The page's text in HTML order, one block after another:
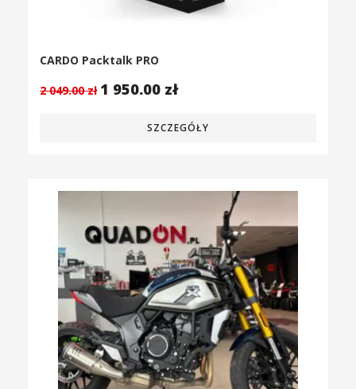
CARDO Packtalk PRO
2 049.00zł 1 950.00 zł
SZCZEGÓŁY